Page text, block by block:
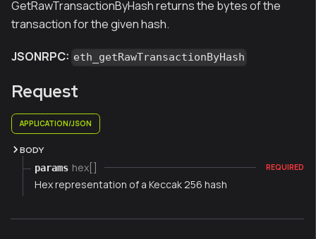
GetRawTransactionByHash returns the bytes of the
transaction for the given hash.
JSONRPC: eth_getRawTransactionByHash
Request
APPLICATION/JSON
BODY
params hex[] REQUIRED
Hex representation of a Keccak 256 hash